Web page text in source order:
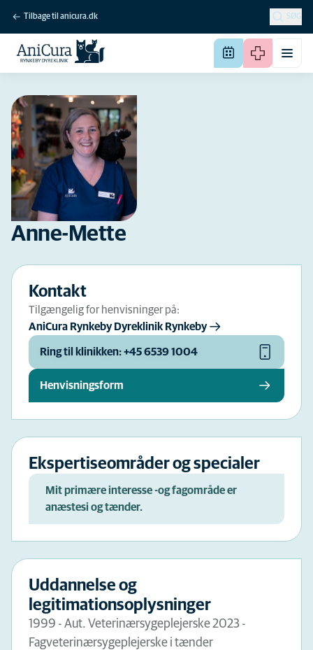
Tilbage til anicura.dk SØG
Anne-Mette
Kontakt
Tilgængelig for henvisninger på:
AniCura Rynkeby Dyreklinik Rynkeby
Ring til klinikken: +45 6539 1004
Henvisningsform
Ekspertiseområder og specialer
Mit primære interesse -og fagområde er
anæstesi og tænder.
Uddannelse og
legitimationsoplysninger
1999 - Aut. Veterinærsygeplejerske 2023 -
Fagveterinærsygeplejerske i tænder